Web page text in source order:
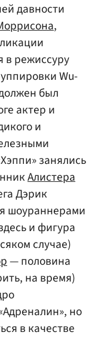
давности
,
в режиссуру
Wu-
был
актер и
и
занялись
Алистера
Дэрик
шоураннерами
и фигура
случае)
— половина
на время)
но
в качестве